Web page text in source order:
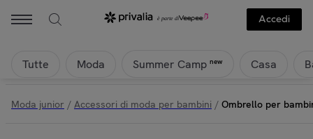
Accedi
Tutte Moda Summer Camp new Casa
Moda junior / Accessori di moda per bambini / Ombrello per